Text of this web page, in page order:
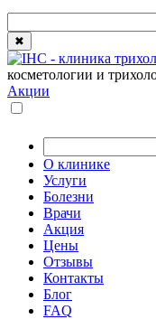
✖
косметологии и
Акции
О клинике
Услуги
Болезни
Врачи
Акция
Цены
Отзывы
Контакты
Блог
FAQ